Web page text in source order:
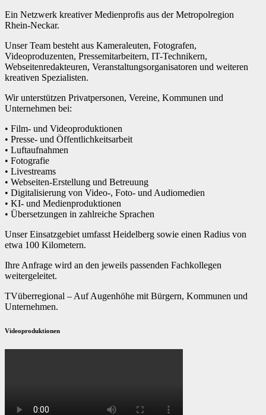
Ein Netzwerk kreativer Medienprofis aus der Metropolregion
Rhein-Neckar.
Unser Team besteht aus Kameraleuten, Fotografen,
Videoproduzenten, Pressemitarbeitern, IT-Technikern,
Webseitenredakteuren, Veranstaltungsorganisatoren und weiteren
kreativen Spezialisten.
Wir unterstützen Privatpersonen, Vereine, Kommunen und
Unternehmen bei:
• Film- und Videoproduktionen
• Presse- und Öffentlichkeitsarbeit
• Luftaufnahmen
• Fotografie
• Livestreams
• Webseiten-Erstellung und Betreuung
• Digitalisierung von Video-, Foto- und Audiomedien
• KI- und Medienproduktionen
• Übersetzungen in zahlreiche Sprachen
Unser Einsatzgebiet umfasst Heidelberg sowie einen Radius von
etwa 100 Kilometern.
Ihre Anfrage wird an den jeweils passenden Fachkollegen
weitergeleitet.
TVüberregional – Auf Augenhöhe mit Bürgern, Kommunen und
Unternehmen.
Videoproduktionen